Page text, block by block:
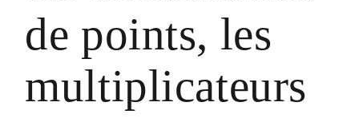
de points, les
multiplicateurs